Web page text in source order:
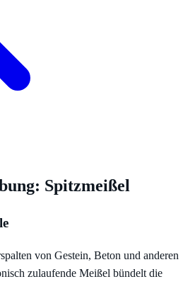
Spitzmeißel
von Gestein, Beton und anderen
zulaufende Meißel bündelt die